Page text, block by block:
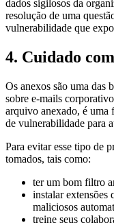
dados sigilosos da
resolução de uma
vulnerabilidade que
4. Cuidado
Os anexos são uma das
sobre e-mails
arquivo anexado, é uma
de vulnerabilidade para
Para evitar esse tipo de
tomados, tais como:
ter um bom filtro
instalar extensões
maliciosos
treine seus